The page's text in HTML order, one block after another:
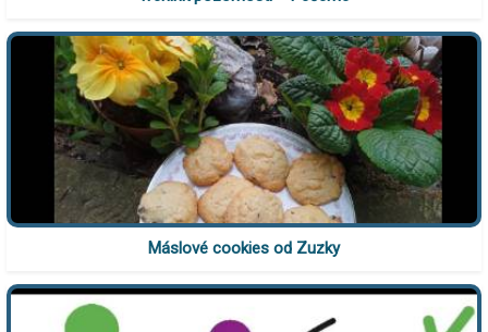
Máslové cookies od Zuzky